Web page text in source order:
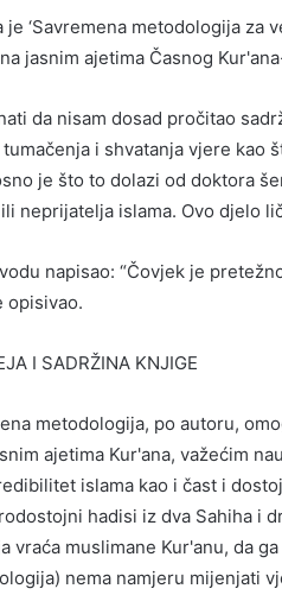
je ‘Savremena metodologija
jasnim ajetima Časnog
da nisam dosad pročitao
i shvatanja vjere kao
je što to dolazi od doktora
neprijatelja islama. Ovo djelo
napisao: “Čovjek je
opisivao.
I SADRŽINA KNJIGE
metodologija, po autoru,
ajetima Kur'ana, važećim
islama kao i čast i
hadisi iz dva Sahiha i
vraća muslimane Kur'anu, da
nema namjeru mijenjati